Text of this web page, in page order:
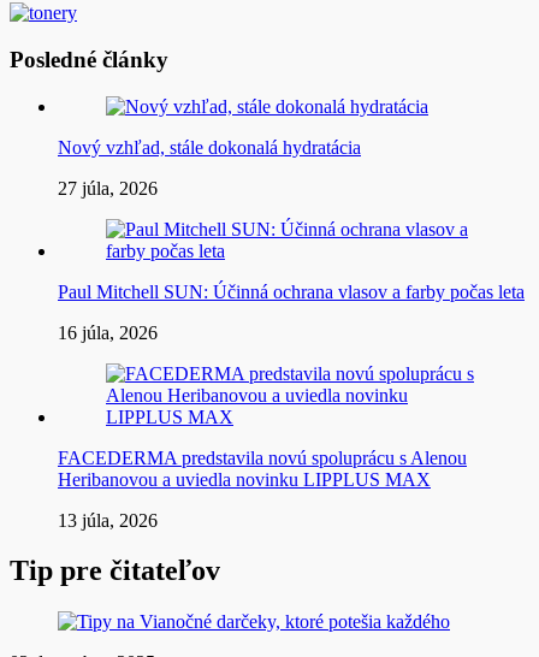
Posledné články
Nový vzhľad, stále dokonalá hydratácia
27 júla, 2026
Paul Mitchell SUN: Účinná ochrana vlasov a farby počas leta
16 júla, 2026
FACEDERMA predstavila novú spoluprácu s Alenou
Heribanovou a uviedla novinku LIPPLUS MAX
13 júla, 2026
Tip pre čitateľov